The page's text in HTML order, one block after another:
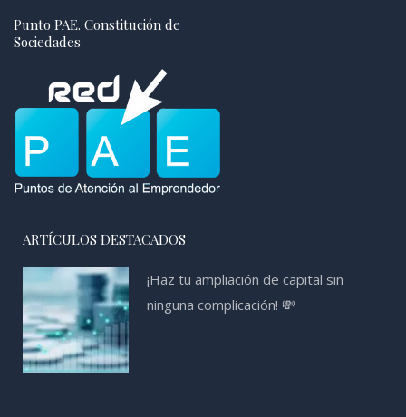
Punto PAE. Constitución de
Sociedades
ARTÍCULOS DESTACADOS
¡Haz tu ampliación de capital sin
ninguna complicación! 💸